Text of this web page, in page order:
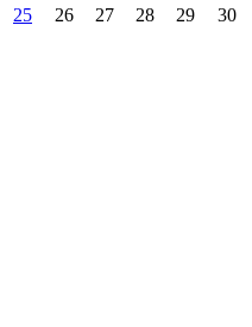
25
26 27 28 29 30